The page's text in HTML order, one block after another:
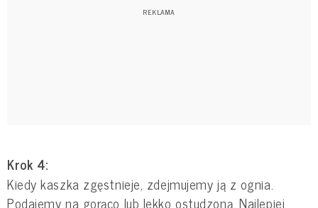
Krok 4:
Kiedy kaszka zgęstnieje, zdejmujemy ją z ognia.
Podajemy na gorąco lub lekko ostudzoną. Najlepiej